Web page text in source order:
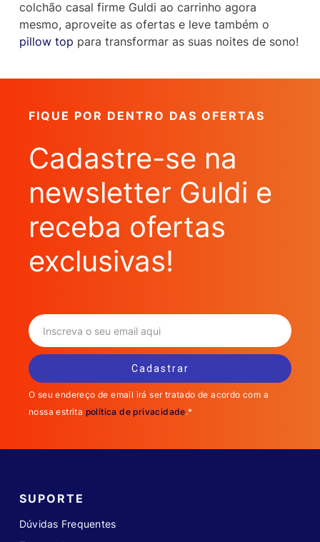
colchão casal firme Guldi ao carrinho agora
mesmo, aproveite as ofertas e leve também o
pillow top para transformar as suas noites de sono!
FIQUE POR DENTRO DAS OFERTAS
Cadastre-se na
newsletter Guldi e
receba ofertas
exclusivas!
O seu endereço de email irá ser tratado de acordo com a
nossa estrita política de privacidade.*
SUPORTE
Dúvidas Frequentes